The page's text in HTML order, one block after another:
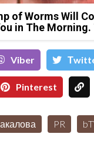
of Worms Will
in The
Viber
Pinterest
PR